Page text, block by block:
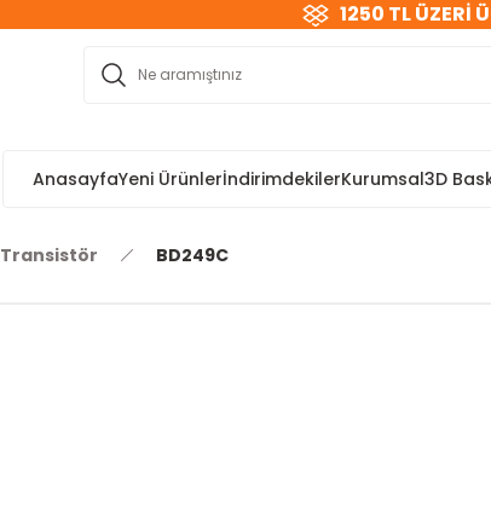
1250 TL ÜZERİ
AnasayfaYeni ÜrünlerİndirimdekilerKurumsal3D
Transistör BD249C